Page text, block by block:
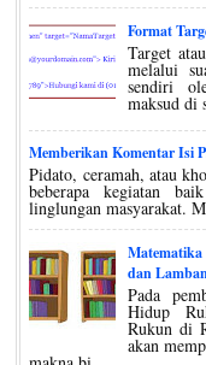
Format
Target
melalui
sendiri
maksud di
Memberikan Komentar Isi
Pidato, ceramah, atau
beberapa kegiatan
linglungan masyarakat.
dan
Pada
Hidup
Rukun di
akan